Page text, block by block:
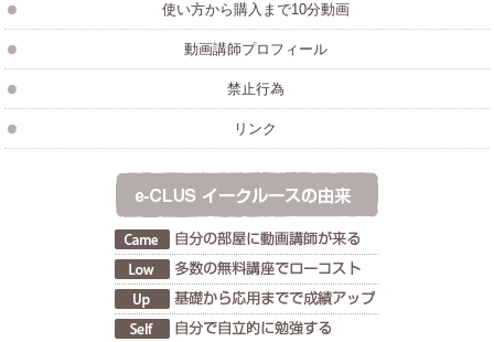
使い方から購入まで10分動画
動画講師プロフィール
禁止行為
リンク